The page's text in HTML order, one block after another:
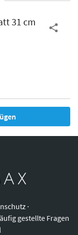
31 cm
·
gestellte Fragen